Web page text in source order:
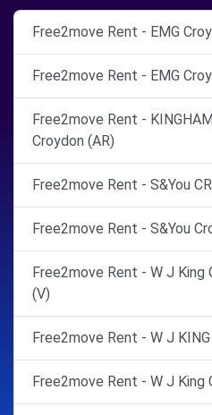
Free2move Rent - EMG
Free2move Rent - EMG
Free2move Rent -
Croydon (AR)
Free2move Rent - S&You
Free2move Rent - S&You
Free2move Rent - W J King
(V)
Free2move Rent - W J
Free2move Rent - W J King